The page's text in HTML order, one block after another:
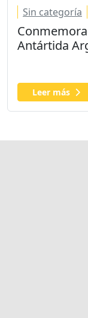
Sin categoría
Antártida
Leer más